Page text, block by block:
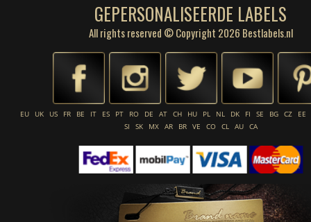
GEPERSONALISEERDE LABELS
All rights reserved © Copyright 2026 Bestlabels.nl
EU UK US FR BE IT ES PT RO DE AT CH HU PL NL DK FI SE BG CZ
EE
SI
SK MX AR BR VE CO CL AU CA